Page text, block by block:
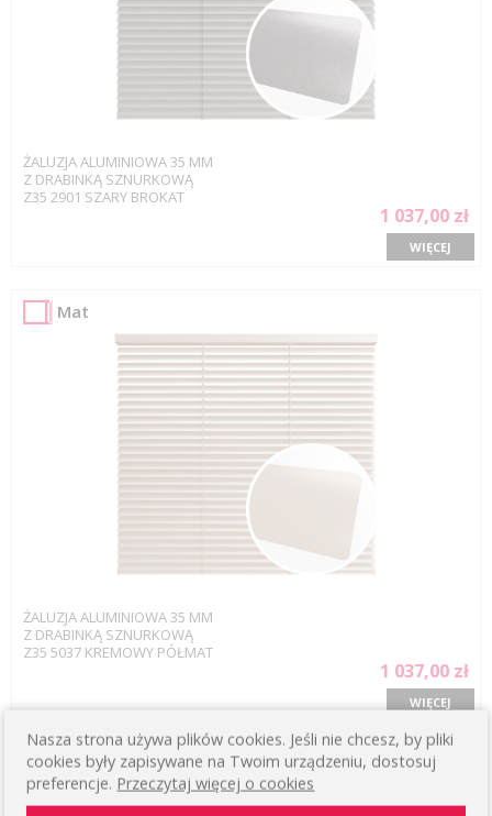
ŻALUZJA ALUMINIOWA 35 MM
Z DRABINKĄ SZNURKOWĄ
Z35 2901 SZARY BROKAT
1 037,00 zł
WIĘCEJ
Mat
ŻALUZJA ALUMINIOWA 35 MM
Z DRABINKĄ SZNURKOWĄ
Z35 5037 KREMOWY PÓŁMAT
1 037,00 zł
WIĘCEJ
Połysk
Nasza strona używa plików cookies. Jeśli nie chcesz, by pliki
cookies były zapisywane na Twoim urządzeniu, dostosuj
preferencje. Przeczytaj więcej o cookies